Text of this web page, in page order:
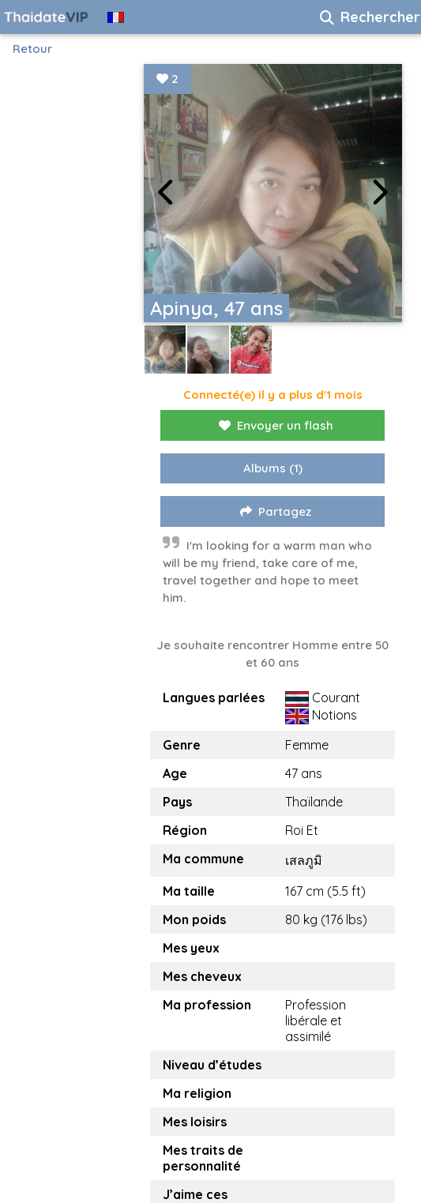
Rechercher
Retour
Apinya, 47 ans
2
Connecté(e) il y a plus d'1 mois
Envoyer un flash
Albums (1)
Partagez
I'm looking for a warm man who
will be my friend, take care of me,
travel together and hope to meet
him.
Je souhaite rencontrer Homme entre 50
et 60 ans
Langues parlées
Courant
Notions
Genre
Femme
Age
47 ans
Pays
Thaïlande
Région
Roi Et
Ma commune
เสลภูมิ
Ma taille
167 cm (5.5 ft)
Mon poids
80 kg (176 lbs)
Mes yeux
Mes cheveux
Ma profession
Profession
libérale et
assimilé
Niveau d’études
Ma religion
Mes loisirs
Mes traits de
personnalité
J’aime ces